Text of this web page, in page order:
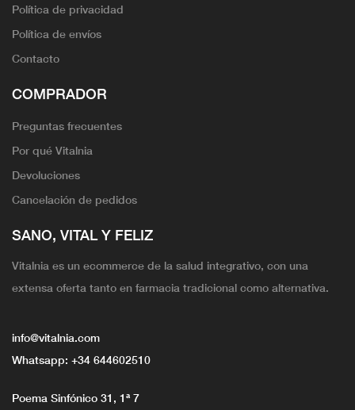
Política de privacidad
Política de envíos
Contacto
COMPRADOR
Preguntas frecuentes
Por qué Vitalnia
Devoluciones
Cancelación de pedidos
SANO, VITAL Y FELIZ
Vitalnia es un ecommerce de la salud integrativo, con una
extensa oferta tanto en farmacia tradicional como alternativa.
info@vitalnia.com
Whatsapp: +34 644602510
Poema Sinfónico 31, 1ª 7